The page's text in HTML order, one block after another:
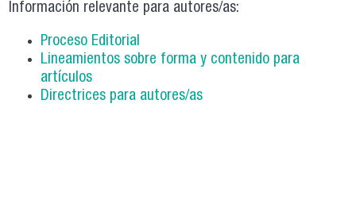
Información relevante para autores/as:
Proceso Editorial
Lineamientos sobre forma y contenido para
artículos
Directrices para autores/as